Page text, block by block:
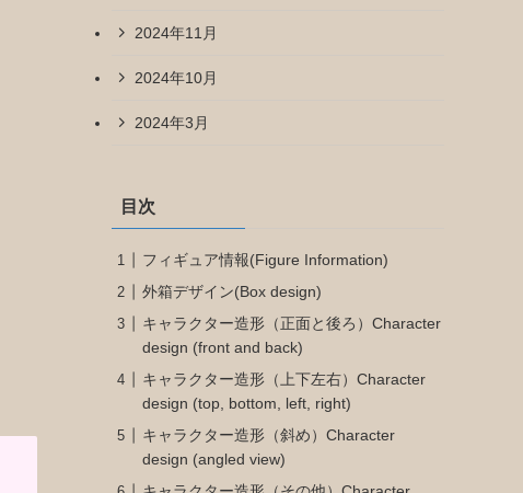
2024年11月
2024年10月
2024年3月
目次
フィギュア情報(Figure Information)
外箱デザイン(Box design)
キャラクター造形（正面と後ろ）Character
design (front and back)
キャラクター造形（上下左右）Character
design (top, bottom, left, right)
キャラクター造形（斜め）Character
design (angled view)